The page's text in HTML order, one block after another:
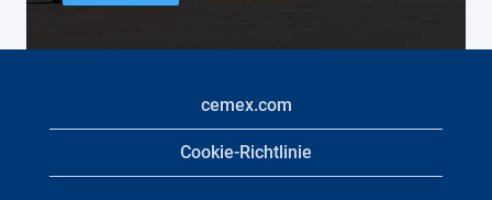
cemex.com
Cookie-Richtlinie